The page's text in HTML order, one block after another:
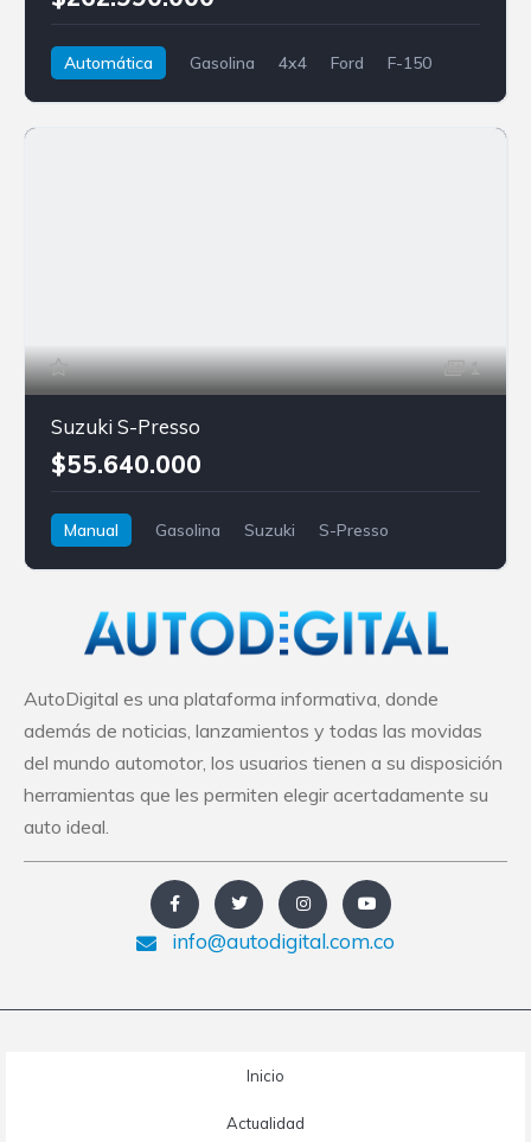
Automática Gasolina 4x4 Ford F-150
1
Suzuki S-Presso
$55.640.000
Manual Gasolina Suzuki S-Presso
AutoDigital es una plataforma informativa, donde
además de noticias, lanzamientos y todas las movidas
del mundo automotor, los usuarios tienen a su disposición
herramientas que les permiten elegir acertadamente su
auto ideal.
info@autodigital.com.co
Inicio
Actualidad